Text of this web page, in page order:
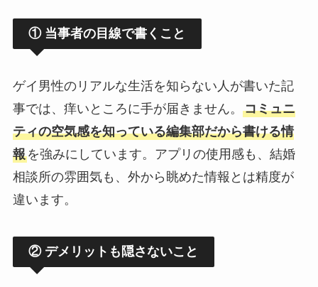
① 当事者の目線で書くこと
ゲイ男性のリアルな生活を知らない人が書いた記
事では、痒いところに手が届きません。 コミュニ
ティの空気感を知っている編集部だから書ける情
報を強みにしています。アプリの使用感も、結婚
相談所の雰囲気も、外から眺めた情報とは精度が
違います。
② デメリットも隠さないこと